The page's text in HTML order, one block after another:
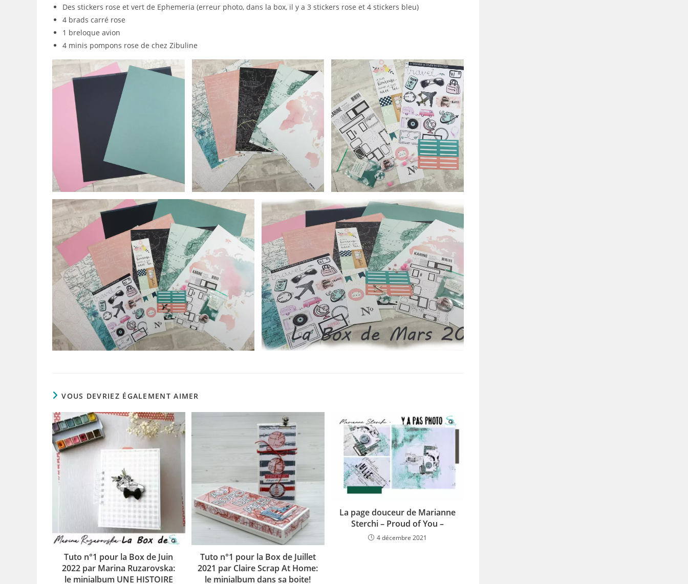
Des stickers rose et vert de Ephemeria (erreur photo, dans la box, il y a 3 stickers rose et 4 stickers bleu)
4 brads carré rose
1 breloque avion
4 minis pompons rose de chez Zibuline
VOUS DEVRIEZ ÉGALEMENT AIMER
Tuto n°1 pour la Box de Juin
2022 par Marina Ruzarovska:
le minialbum UNE HISTOIRE
Tuto n°1 pour la Box de Juillet
2021 par Claire Scrap At Home:
le minialbum dans sa boite!
La page douceur de Marianne
Sterchi – Proud of You –
4 décembre 2021